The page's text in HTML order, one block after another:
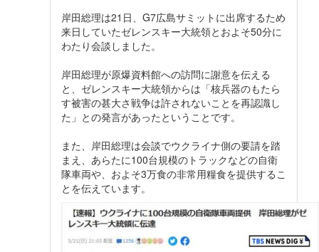
岸田総理は21日、G7広島サミットに出席するため
来日していたゼレンスキー大統領とおよそ50分に
わたり会談しました。
岸田総理が原爆資料館への訪問に謝意を伝える
と、ゼレンスキー大統領からは「核兵器のもたら
す被害の甚大さ戦争は許されないことを再認識し
た」との発言があったということです。
また、岸田総理は会談でウクライナ側の要請を踏
まえ、あらたに100台規模のトラックなどの自衛
隊車両や、およそ3万食の非常用糧食を提供するこ
とを伝えています。